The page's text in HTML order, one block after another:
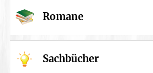
Romane
Sachbücher